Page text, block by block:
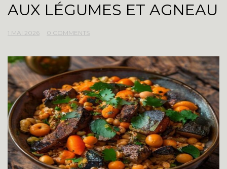
AUX LÉGUMES ET AGNEAU
1 MAI 2026 0 COMMENTS